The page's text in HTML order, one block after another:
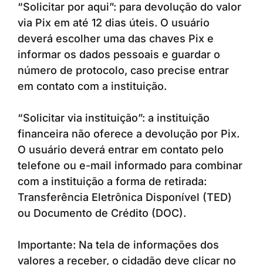
“Solicitar por aqui”: para devolução do valor
via Pix em até 12 dias úteis. O usuário
deverá escolher uma das chaves Pix e
informar os dados pessoais e guardar o
número de protocolo, caso precise entrar
em contato com a instituição.
“Solicitar via instituição”: a instituição
financeira não oferece a devolução por Pix.
O usuário deverá entrar em contato pelo
telefone ou e-mail informado para combinar
com a instituição a forma de retirada:
Transferência Eletrônica Disponível (TED)
ou Documento de Crédito (DOC).
Importante: Na tela de informações dos
valores a receber, o cidadão deve clicar no